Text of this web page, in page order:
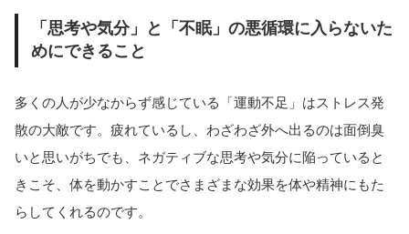
「思考や気分」と「不眠」の悪循環に入らないた
めにできること
多くの人が少なからず感じている「運動不足」はストレス発
散の大敵です。疲れているし、わざわざ外へ出るのは面倒臭
いと思いがちでも、ネガティブな思考や気分に陥っていると
きこそ、体を動かすことでさまざまな効果を体や精神にもた
らしてくれるのです。